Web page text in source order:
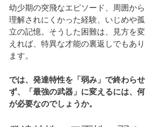
幼少期の突飛なエピソード、周囲から
理解されにくかった経験、いじめや孤
立の記憶。そうした困難は、見方を変
えれば、特異な才能の裏返しでもあり
ます。
では、発達特性を「弱み」で終わらせ
ず、「最強の武器」に変えるには、何
が必要なのでしょうか。